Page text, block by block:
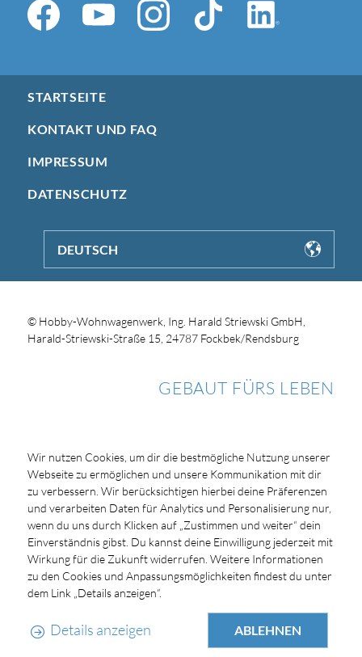
STARTSEITE
KONTAKT UND FAQ
IMPRESSUM
DATENSCHUTZ
DEUTSCH
© Hobby-Wohnwagenwerk, Ing. Harald Striewski GmbH,
Harald-Striewski-Straße 15, 24787 Fockbek/Rendsburg
GEBAUT FÜRS LEBEN
Wir nutzen Cookies, um dir die bestmögliche Nutzung unserer
Webseite zu ermöglichen und unsere Kommunikation mit dir
zu verbessern. Wir berücksichtigen hierbei deine Präferenzen
und verarbeiten Daten für Analytics und Personalisierung nur,
wenn du uns durch Klicken auf „Zustimmen und weiter“ dein
Einverständnis gibst. Du kannst deine Einwilligung jederzeit mit
Wirkung für die Zukunft widerrufen. Weitere Informationen
zu den Cookies und Anpassungsmöglichkeiten findest du unter
dem Link „Details anzeigen“.
Details anzeigen ABLEHNEN